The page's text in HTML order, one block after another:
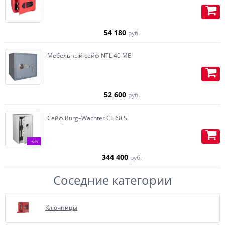
автоподзавод под часы, с
по желанию, любая конфигурация.
внутренней части двери.
54 180 руб.
Мебельный сейф NTL 40 ME
52 600 руб.
-6%
Сейф Burg–Wachter CL 60 S
344 400 руб.
Соседние категории
Ключницы